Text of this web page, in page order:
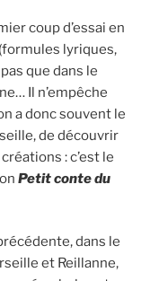
coup d’essai en
lyriques,
que dans le
Il n’empêche
a donc souvent le
de découvrir
: c’est le
Petit conte du
dans le
et Reillanne,